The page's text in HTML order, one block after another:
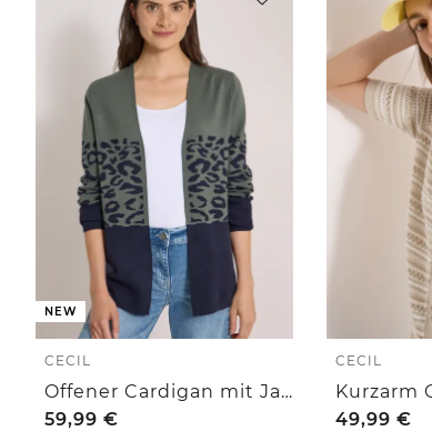
NEW
CECIL
Offener Cardigan mit Jacquard-Muster
59,99 €
CECIL
49,99 €